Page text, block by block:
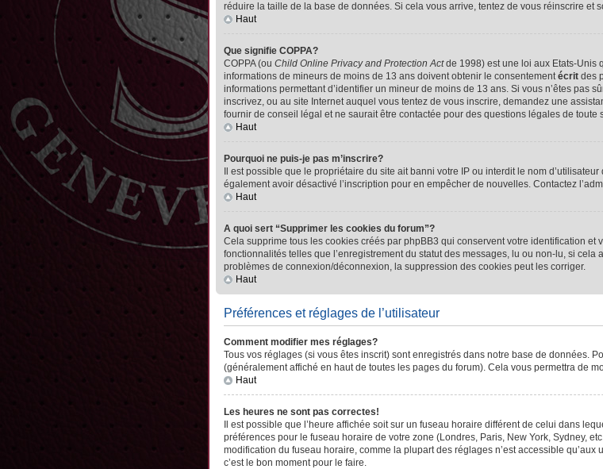
réduire la taille de la base de données. Si cela vous arrive, tentez de vous réinscrire et
Haut
Que signifie COPPA?
COPPA (ou Child Online Privacy and Protection Actde 1998) est une loi aux Etats-Unis
informations de mineurs de moins de 13 ans doivent obtenir le consentementécrit des
informations permettant d’identifier un mineur de moins de 13 ans. Si vous n’êtes pas
inscrivez, ou au site Internet auquel vous tentez de vous inscrire, demandez une
fournir de conseil légal et ne saurait être contactée pour des questions légales de toute
Haut
Pourquoi ne puis-je pas m’inscrire?
Il est possible que le propriétaire du site ait banni votre IP ou interdit le nom
également avoir désactivé l’inscription pour en empêcher de nouvelles. Contactez
Haut
A quoi sert “Supprimer les cookies du forum”?
Cela supprime tous les cookies créés par phpBB3 qui conservent votre identification et
fonctionnalités telles que l’enregistrement du statut des messages, lu ou non-lu, si cela
problèmes de connexion/déconnexion, la suppression des cookies peut les corriger.
Haut
Préférences et réglages de l’utilisateur
Comment modifier mes réglages?
Tous vos réglages (si vous êtes inscrit) sont enregistrés dans notre base de données.
(généralement affiché en haut de toutes les pages du forum). Cela vous permettra de
Haut
Les heures ne sont pas correctes!
Il est possible que l’heure affichée soit sur un fuseau horaire différent de celui dans
préférences pour le fuseau horaire de votre zone (Londres, Paris, New York, Sydney,
modification du fuseau horaire, comme la plupart des réglages n’est accessible qu’aux
c’est le bon moment pour le faire.